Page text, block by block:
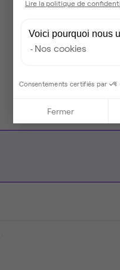
Ménage
Lire la politique de
Voici pourquoi nous
Nos cookies
Consentements certifiés par
Fermer